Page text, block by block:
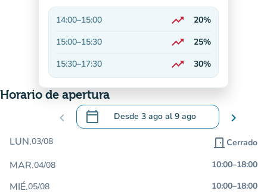
14:00–15:00 trending_up
20%
15:00–15:30 trending_up
25%
15:30–17:30 trending_up
En aumento
30%
Horario de apertura
chevron_left calendar_today Desde 3 ago al9 ago
.Abra el calendario para cambiar las
chevron_right
LUN.03/08 door_front Cerrado
MAR.04/08 10:00–18:00
MIÉ.05/08 10:00–18:00